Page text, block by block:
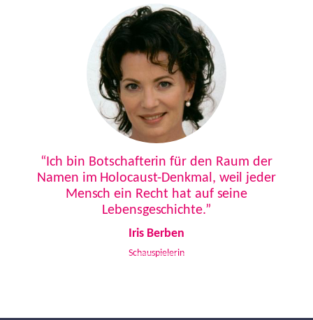
“Ich bin Botschafterin für den Raum der
Namen im Holocaust-Denkmal, weil jeder
Mensch ein Recht hat auf seine
Lebensgeschichte.”
Iris Berben
Schauspielerin